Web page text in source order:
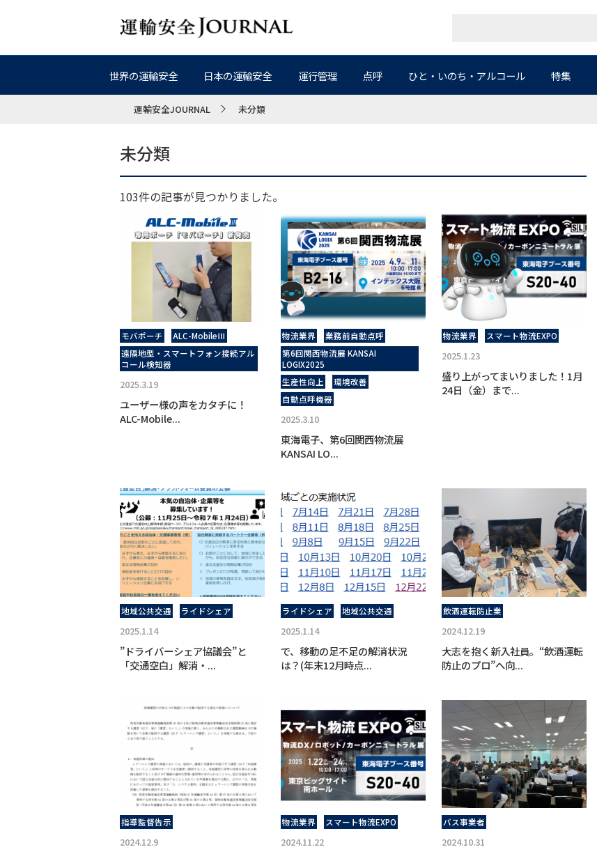
世界の運輸安全 日本の運輸安全 運行管理 点呼 ひと・いのち・アルコール 特集
運輸安全JOURNAL 未分類
未分類
103件の記事が見つかりました。
モバポーチ
ALC-MobileⅢ
遠隔地型・スマートフォン接続アル
コール検知器
2025.3.19
ユーザー様の声をカタチに！
ALC-Mobile...
物流業界
業務前自動点呼
第6回関西物流展 KANSAI
LOGIX2025
生産性向上
環境改善
自動点呼機器
2025.3.10
東海電子、第6回関西物流展
KANSAI LO...
物流業界 スマート物流EXPO
2025.1.23
盛り上がってまいりました！1月
24日（金）まで...
地域公共交通 ライドシェア
2025.1.14
”ドライバーシェア協議会”と
「交通空白」解消・...
ライドシェア 地域公共交通
2025.1.14
で、移動の足不足の解消状況
は？(年末12月時点...
飲酒運転防止業
2024.12.19
大志を抱く新入社員。“飲酒運転
防止のプロ”へ向...
指導監督告示
2024.12.9
物流業界 スマート物流EXPO
2024.11.22
バス事業者
2024.10.31